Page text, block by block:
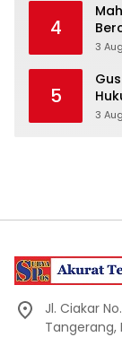
4
di
3
5
3
Jl. Ciakar
Tangerang,